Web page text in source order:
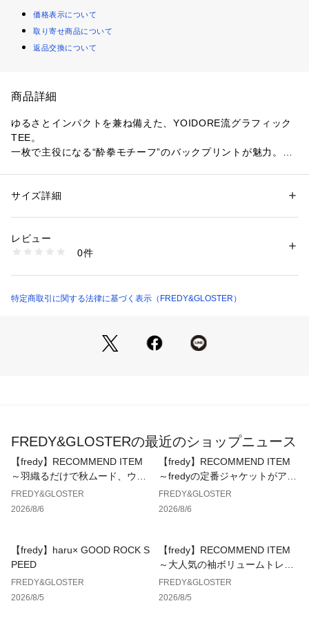
価格表示について
取り寄せ商品について
返品交換について
商品詳細
ゆるさとインパクトを兼ね備えた、YOIDORE流グラフィック
TEE。
一枚で主役になる“酔拳モチーフ”のバックプリントが魅力。
フィック。
思わず二度見される遊び心あるデザインで、1枚でコーデの主
・ フロントはシンプルで使いやすい
・ ユニセックスで楽しめるサイズ感
袖のワッペンもさりげないアクセントに。
■おすすめスタイリング
1 王道ストリート
ワイドデニム＋スニーカーでラフに。
2 ユニセックス・ゆるコーデ
女性はショーツやスカート合わせでオーバーサイズ着用。
抜け感のある着こなしで今っぽく。
性別：メンズ
素材：綿100%
商品番号：
6-0636-4-53-004 （ショップ）
サイズ詳細
レビュー
0件
特定商取引に関する法律に基づく表示（FREDY&GLOSTER）
FREDY&GLOSTERの最近のショップニュース
【fredy】RECOMMEND ITEM
～羽織るだけで秋ムード、ウエ
ストギャザーテーラードシャツ
～
FREDY&GLOSTER
2026/8/6
【fredy】RECOMMEND ITEM
～fredyの定番ジャケットがアッ
プデートして登場！～
FREDY&GLOSTER
2026/8/6
【fredy】haru× GOOD ROCK S
PEED
FREDY&GLOSTER
2026/8/5
【fredy】RECOMMEND ITEM
～大人気の袖ボリュームトレン
チコートに待望のミドル丈が新
登場！～
FREDY&GLOSTER
2026/8/5